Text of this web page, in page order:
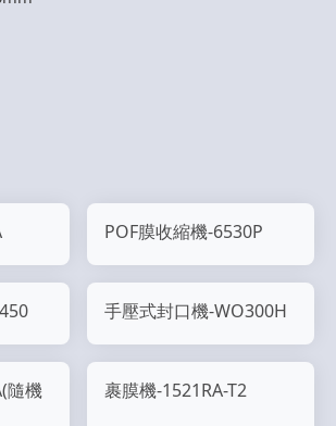
POF膜收縮機-6530P
手壓式封口機-WO300H
隨機
裹膜機-1521RA-T2